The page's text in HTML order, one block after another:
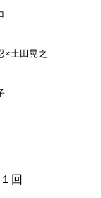
×土田晃之
回